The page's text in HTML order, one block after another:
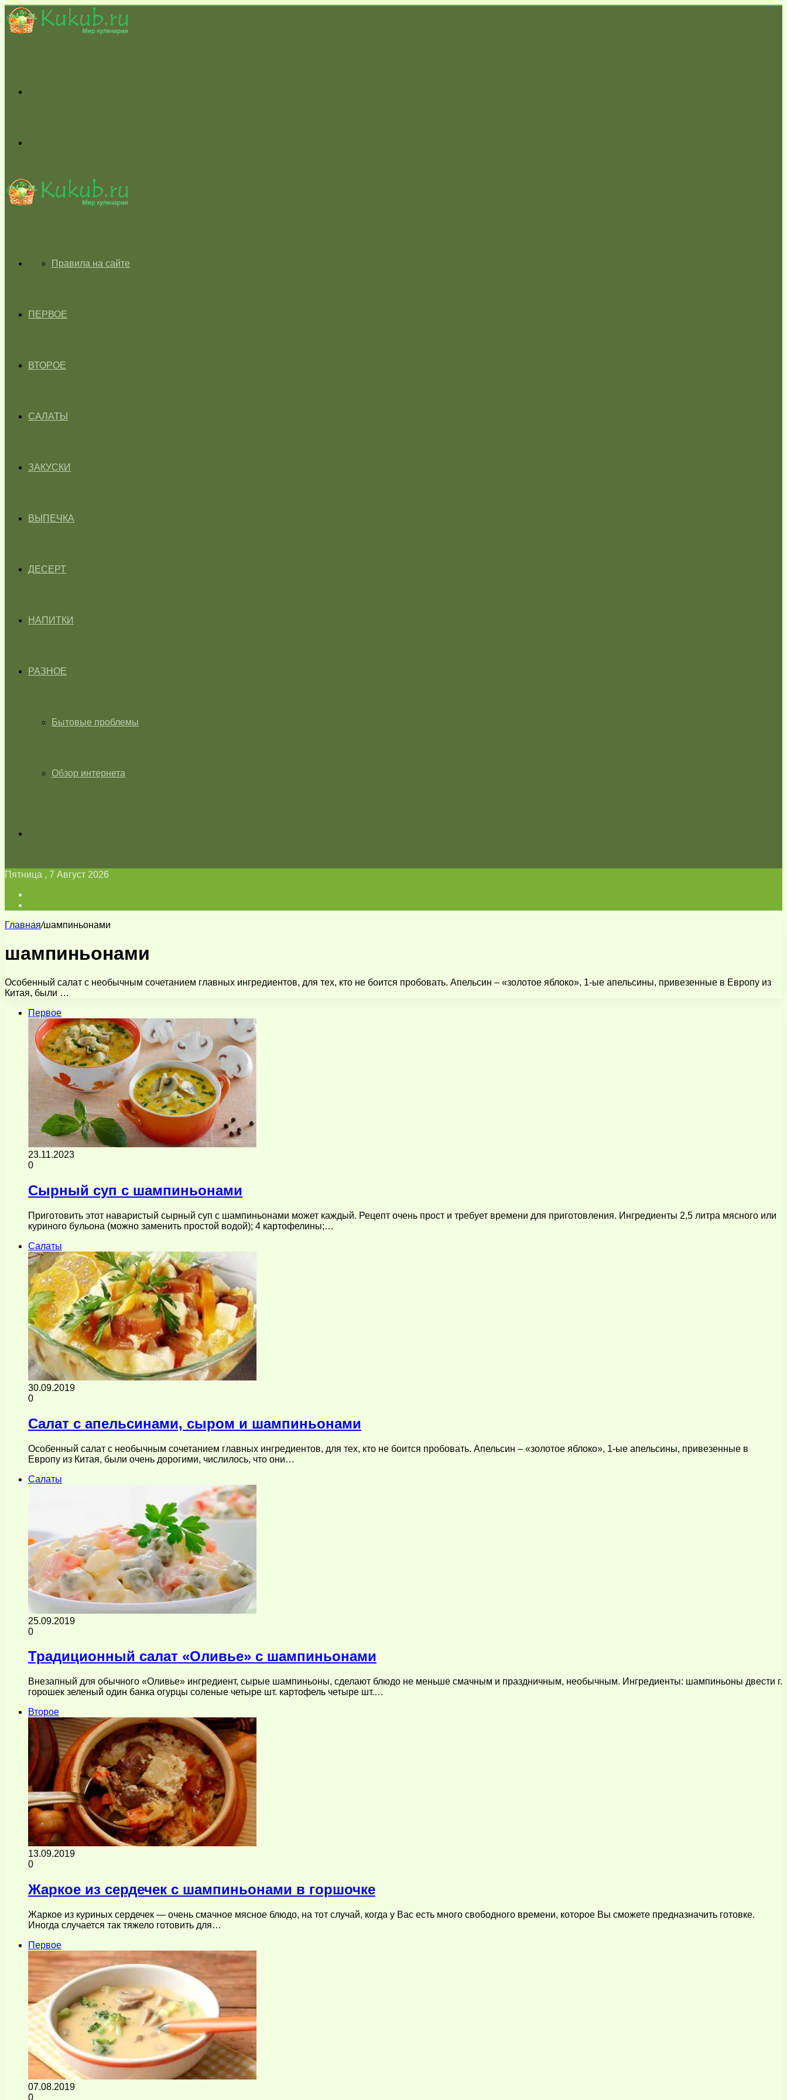
skin
ГЛАВНАЯПравила на сайте
ПЕРВОЕ
ВТОРОЕ
САЛАТЫ
ЗАКУСКИ
ВЫПЕЧКА
ДЕСЕРТ
НАПИТКИ
РАЗНОЕ
Бытовые проблемы
Обзор интернета
Пятница , 7 Август 2026
Главная/шампиньонами
шампиньонами
Особенный салат с необычным сочетанием главных ингредиентов, для тех, кто не боится пробовать. Апельсин – «золотое яблоко», 1-ые апельсины, привезенные в Европу из
Китая, были …
Первое
23.11.2023
0
Сырный суп с шампиньонами
Приготовить этот наваристый сырный суп с шампиньонами может каждый. Рецепт очень прост и требует времени для приготовления. Ингредиенты 2,5 литра мясного или
куриного бульона (можно заменить простой водой); 4 картофелины;…
Салаты
30.09.2019
0
Салат с апельсинами, сыром и шампиньонами
Особенный салат с необычным сочетанием главных ингредиентов, для тех, кто не боится пробовать. Апельсин – «золотое яблоко», 1-ые апельсины, привезенные в
Европу из Китая, были очень дорогими, числилось, что они…
Салаты
25.09.2019
0
Традиционный салат «Оливье» с шампиньонами
Внезапный для обычного «Оливье» ингредиент, сырые шампиньоны, сделают блюдо не меньше смачным и праздничным, необычным. Ингредиенты: шампиньоны двести г.
горошек зеленый один банка огурцы соленые четыре шт. картофель четыре шт.…
Второе
13.09.2019
0
Жаркое из сердечек с шампиньонами в горшочке
Жаркое из куриных сердечек — очень смачное мясное блюдо, на тот случай, когда у Вас есть много свободного времени, которое Вы сможете предназначить готовке.
Иногда случается так тяжело готовить для…
Первое
07.08.2019
0